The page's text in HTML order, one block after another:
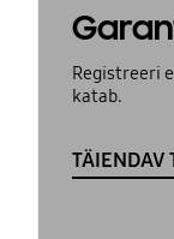
Registreeri
katab.
TÄIENDAV